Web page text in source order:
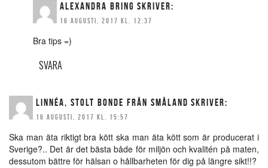
ALEXANDRA BRING SKRIVER:
16 AUGUSTI, 2017 KL. 12:37
Bra tips =)
SVARA
LINNÉA, STOLT BONDE FRÅN SMÅLAND SKRIVER:
16 AUGUSTI, 2017 KL. 15:57
Ska man äta riktigt bra kött ska man äta kött som är producerat i
Sverige?.. Det är det bästa både för miljön och kvalitén på maten,
dessutom bättre för hälsan o hållbarheten för dig på längre sikt!!?